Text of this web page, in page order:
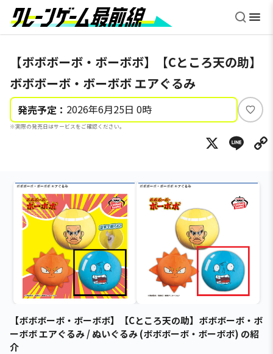
【ボボボーボ・ボーボボ】【Cところ天の助】
ボボボーボ・ボーボボ エアぐるみ
発売予定： 2026年6月25日 0時
※実際の発売日はサービスをご確認ください。
い
ね
X
【ボボボーボ・ボーボボ】【Cところ天の助】ボボボーボ・ボ
ーボボ エアぐるみ / ぬいぐるみ (ボボボーボ・ボーボボ) の紹
介